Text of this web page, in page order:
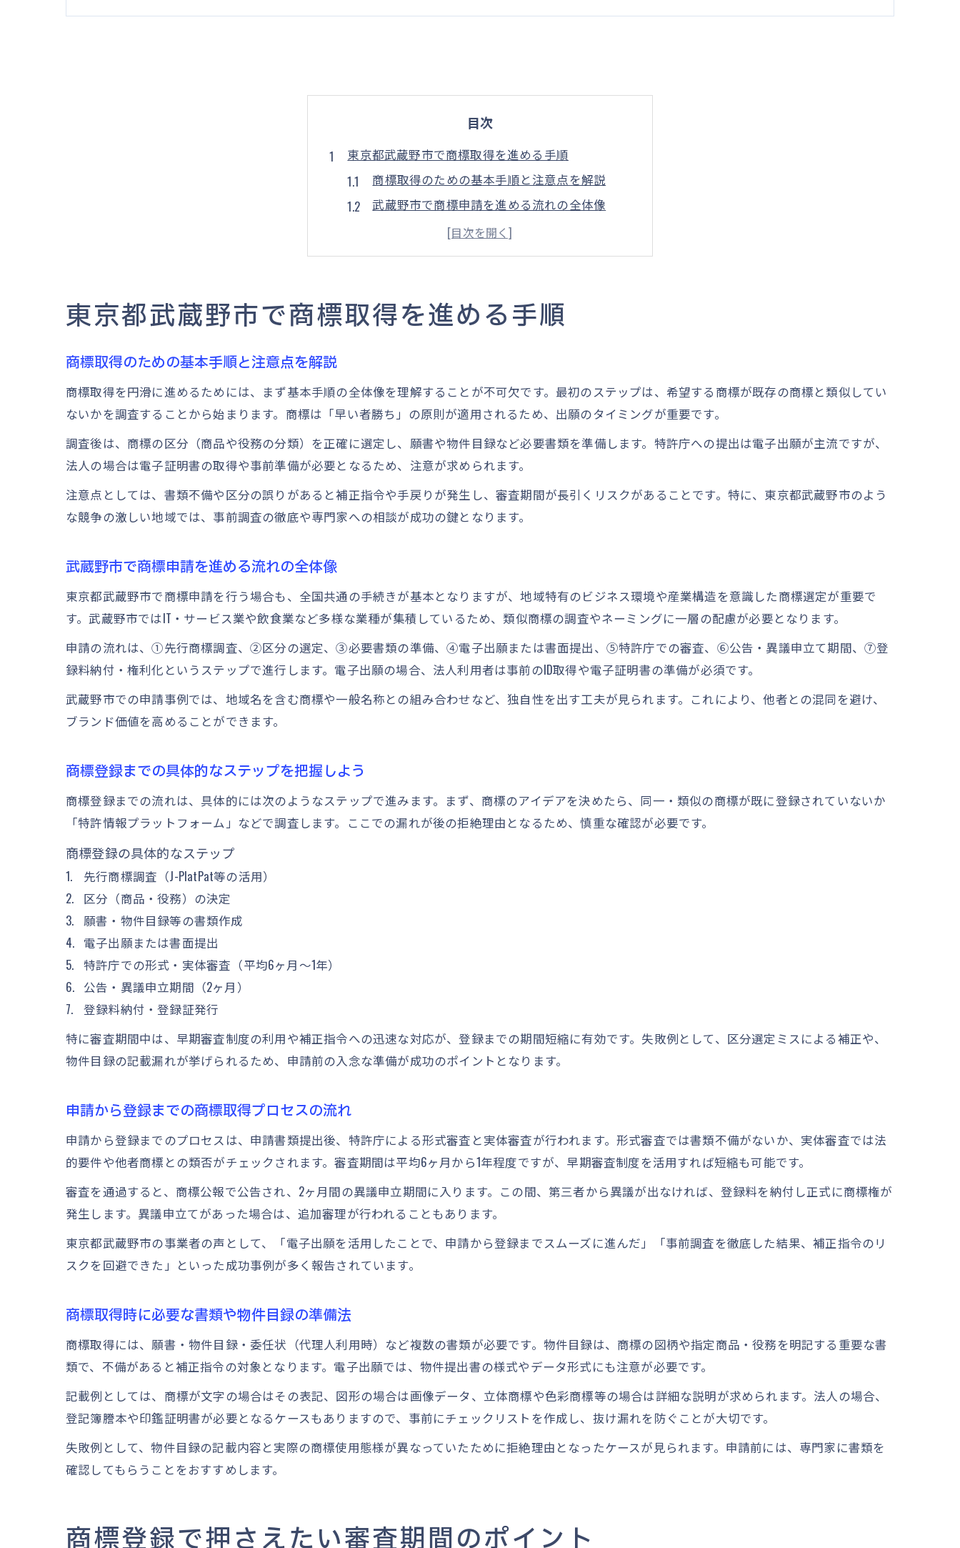
目次
東京都武蔵野市で商標取得を進める手順
商標取得のための基本手順と注意点を解説
武蔵野市で商標申請を進める流れの全体像
商標登録までの具体的なステップを把握しよう
申請から登録までの商標取得プロセスの流れ
商標登録で押さえたい審査期間のポイント
商標登録の審査期間と短縮のコツを徹底解説
審査期間を早める方法と注意点を確認しよう
電子出願で早期に進める商標申請のコツ
法人による商標電子出願の手順とメリット
電子出願の際に必要な書類や物件提出書とは
申請前の調査と区分選択が商標取得のカギ
商標の調査と区分選択が取得成功の決め手
商標一般名称の組み合わせ調査の重要性
競合商標との混同を避けるための調査方法
区分の選び方と物件目録作成の基本を解説
物件目録や物件提出書の書き方を徹底解説
立体商標願書作成時のポイントと注意事項
スピード重視の商標申請戦略と注意点まとめ
東京都武蔵野市で商標取得を進める手順
商標取得のための基本手順と注意点を解説
商標取得を円滑に進めるためには、まず基本手順の全体像を理解することが不可欠です。最初のステップは、希望する商標が既存の商標と類似してい
ないかを調査することから始まります。商標は「早い者勝ち」の原則が適用されるため、出願のタイミングが重要です。
調査後は、商標の区分（商品や役務の分類）を正確に選定し、願書や物件目録など必要書類を準備します。特許庁への提出は電子出願が主流ですが、
法人の場合は電子証明書の取得や事前準備が必要となるため、注意が求められます。
注意点としては、書類不備や区分の誤りがあると補正指令や手戻りが発生し、審査期間が長引くリスクがあることです。特に、東京都武蔵野市のよう
な競争の激しい地域では、事前調査の徹底や専門家への相談が成功の鍵となります。
武蔵野市で商標申請を進める流れの全体像
東京都武蔵野市で商標申請を行う場合も、全国共通の手続きが基本となりますが、地域特有のビジネス環境や産業構造を意識した商標選定が重要で
す。武蔵野市ではIT・サービス業や飲食業など多様な業種が集積しているため、類似商標の調査やネーミングに一層の配慮が必要となります。
申請の流れは、①先行商標調査、②区分の選定、③必要書類の準備、④電子出願または書面提出、⑤特許庁での審査、⑥公告・異議申立て期間、⑦登
録料納付・権利化というステップで進行します。電子出願の場合、法人利用者は事前のID取得や電子証明書の準備が必須です。
武蔵野市での申請事例では、地域名を含む商標や一般名称との組み合わせなど、独自性を出す工夫が見られます。これにより、他者との混同を避け、
ブランド価値を高めることができます。
商標登録までの具体的なステップを把握しよう
商標登録までの流れは、具体的には次のようなステップで進みます。まず、商標のアイデアを決めたら、同一・類似の商標が既に登録されていないか
「特許情報プラットフォーム」などで調査します。ここでの漏れが後の拒絶理由となるため、慎重な確認が必要です。
商標登録の具体的なステップ
先行商標調査（J-PlatPat等の活用）
区分（商品・役務）の決定
願書・物件目録等の書類作成
電子出願または書面提出
特許庁での形式・実体審査（平均6ヶ月～1年）
公告・異議申立期間（2ヶ月）
登録料納付・登録証発行
特に審査期間中は、早期審査制度の利用や補正指令への迅速な対応が、登録までの期間短縮に有効です。失敗例として、区分選定ミスによる補正や、
物件目録の記載漏れが挙げられるため、申請前の入念な準備が成功のポイントとなります。
申請から登録までの商標取得プロセスの流れ
申請から登録までのプロセスは、申請書類提出後、特許庁による形式審査と実体審査が行われます。形式審査では書類不備がないか、実体審査では法
的要件や他者商標との類否がチェックされます。審査期間は平均6ヶ月から1年程度ですが、早期審査制度を活用すれば短縮も可能です。
審査を通過すると、商標公報で公告され、2ヶ月間の異議申立期間に入ります。この間、第三者から異議が出なければ、登録料を納付し正式に商標権が
発生します。異議申立てがあった場合は、追加審理が行われることもあります。
東京都武蔵野市の事業者の声として、「電子出願を活用したことで、申請から登録までスムーズに進んだ」「事前調査を徹底した結果、補正指令のリ
スクを回避できた」といった成功事例が多く報告されています。
商標取得時に必要な書類や物件目録の準備法
商標取得には、願書・物件目録・委任状（代理人利用時）など複数の書類が必要です。物件目録は、商標の図柄や指定商品・役務を明記する重要な書
類で、不備があると補正指令の対象となります。電子出願では、物件提出書の様式やデータ形式にも注意が必要です。
記載例としては、商標が文字の場合はその表記、図形の場合は画像データ、立体商標や色彩商標等の場合は詳細な説明が求められます。法人の場合、
登記簿謄本や印鑑証明書が必要となるケースもありますので、事前にチェックリストを作成し、抜け漏れを防ぐことが大切です。
失敗例として、物件目録の記載内容と実際の商標使用態様が異なっていたために拒絶理由となったケースが見られます。申請前には、専門家に書類を
確認してもらうことをおすすめします。
商標登録で押さえたい審査期間のポイント